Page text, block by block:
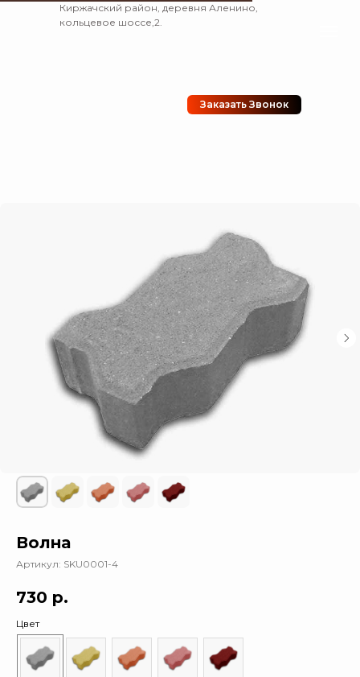
Киржачский район, деревня Аленино,
кольцевое шоссе,2.
Заказать Звонок
Волна
Артикул: SKU0001-4
730 р.
Цвет